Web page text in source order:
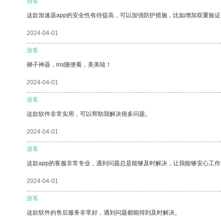
这款加速器app的安全性有待提高，可以加强防护措施，比如增加双重验
2024-04-01
游客
梯子神器，ins随便看，美美哒！
2024-04-01
游客
这款软件非常实用，可以帮助我解决很多问题。
2024-04-01
游客
这款app的客服非常专业，遇到问题总是能够及时解决，让我能够安心工
2024-04-01
游客
这款软件的售后服务非常好，遇到问题都能得到及时解决。